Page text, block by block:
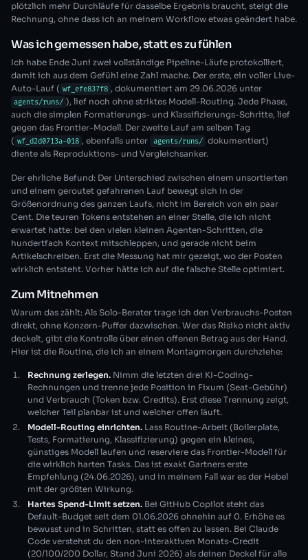
plötzlich mehr Durchläufe für dasselbe Ergebnis braucht, steigt die
Rechnung, ohne dass ich an meinem Workflow etwas geändert habe.
Was ich gemessen habe, statt es zu fühlen
Ich habe Ende Juni zwei vollständige Pipeline-Läufe protokolliert,
damit ich aus dem Gefühl eine Zahl mache. Der erste, ein voller Live-
Auto-Lauf ( wf_efe837f8 , dokumentiert am 29.06.2026 unter
agents/runs/ ), lief noch ohne striktes Modell-Routing. Jede Phase,
auch die simplen Formatierungs- und Klassifizierungs-Schritte, lief
gegen das Frontier-Modell. Der zweite Lauf am selben Tag
( wf_d2d0713a-018 , ebenfalls unter agents/runs/ dokumentiert)
diente als Reproduktions- und Vergleichsanker.
Der ehrliche Befund: Der Unterschied zwischen einem unsortierten
und einem geroutet gefahrenen Lauf bewegt sich in der
Größenordnung des ganzen Laufs, nicht im Bereich von ein paar
Cent. Die teuren Tokens entstehen an einer Stelle, die ich nicht
erwartet hatte: bei den vielen kleinen Agenten-Schritten, die
hundertfach Kontext mitschleppen, und gerade nicht beim
Artikelschreiben. Erst die Messung hat mir gezeigt, wo der Posten
wirklich entsteht. Vorher hätte ich auf die falsche Stelle optimiert.
Zum Mitnehmen
Warum das zählt: Als Solo-Berater trage ich den Verbrauchs-Posten
direkt, ohne Konzern-Puffer dazwischen. Wer das Risiko nicht aktiv
deckelt, gibt die Kontrolle über einen offenen Betrag aus der Hand.
Hier ist die Routine, die ich an einem Montagmorgen durchziehe:
Rechnung zerlegen. Nimm die letzten drei KI-Coding-
Rechnungen und trenne jede Position in Fixum (Seat-Gebühr)
und Verbrauch (Token bzw. Credits). Erst diese Trennung zeigt,
welcher Teil planbar ist und welcher offen läuft.
Modell-Routing einrichten. Lass Routine-Arbeit (Boilerplate,
Tests, Formatierung, Klassifizierung) gegen ein kleines,
günstiges Modell laufen und reserviere das Frontier-Modell für
die wirklich harten Tasks. Das ist exakt Gartners erste
Empfehlung (24.06.2026), und in meinem Fall war es der Hebel
mit der größten Wirkung.
Hartes Spend-Limit setzen. Bei GitHub Copilot steht das
Default-Budget seit dem 01.06.2026 ohnehin auf 0. Erhöhe es
bewusst und in Schritten, statt es offen zu lassen. Bei Claude
Code verstehst du den non-interaktiven Monats-Credit
(20/100/200 Dollar, Stand Juni 2026) als deinen Deckel für alle